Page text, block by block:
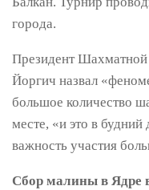
города.
Президент
Йоргич назвал
большое количество
месте, «и это в
важность участия
Сбор малины в Ядре